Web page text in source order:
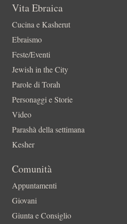
Vita Ebraica
Cucina e Kasherut
Ebraismo
Feste/Eventi
Jewish in the City
Parole di Torah
Personaggi e Storie
Video
Parashà della settimana
Kesher
Comunità
Appuntamenti
Giovani
Giunta e Consiglio